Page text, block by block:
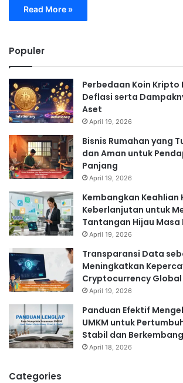
Read More »
Populer
Perbedaan Koin Kripto
Deflasi serta
Aset
April 19, 2026
Bisnis Rumahan yang
dan Aman untuk
Panjang
April 19, 2026
Kembangkan Keahlian
Keberlanjutan untuk
Tantangan Hijau Masa
April 19, 2026
Transparansi Data
Meningkatkan
Cryptocurrency Global
April 19, 2026
Panduan Efektif
UMKM untuk
Stabil dan Berkembang
April 18, 2026
Categories